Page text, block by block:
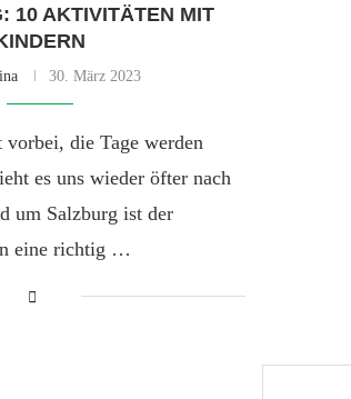
10 AKTIVITÄTEN MIT
30. März 2023
die Tage werden
es uns wieder öfter nach
um Salzburg ist der
eine richtig …